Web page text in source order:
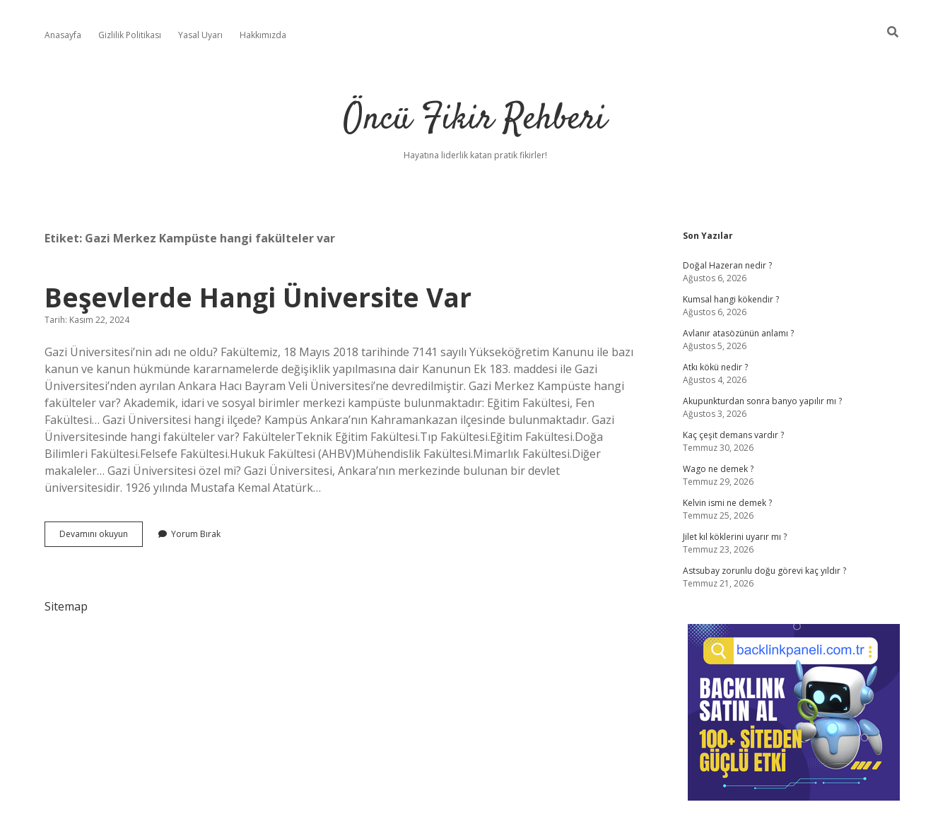
Anasayfa Gizlilik Politikası Yasal Uyarı Hakkımızda
Öncü Fikir Rehberi
Hayatına liderlik katan pratik fikirler!
Etiket: Gazi Merkez Kampüste hangi fakülteler var
Beşevlerde Hangi Üniversite Var
Tarih: Kasım 22, 2024
Gazi Üniversitesi’nin adı ne oldu? Fakültemiz, 18 Mayıs 2018 tarihinde 7141 sayılı Yükseköğretim Kanunu ile bazı
kanun ve kanun hükmünde kararnamelerde değişiklik yapılmasına dair Kanunun Ek 183. maddesi ile Gazi
Üniversitesi’nden ayrılan Ankara Hacı Bayram Veli Üniversitesi’ne devredilmiştir. Gazi Merkez Kampüste hangi
fakülteler var? Akademik, idari ve sosyal birimler merkezi kampüste bulunmaktadır: Eğitim Fakültesi, Fen
Fakültesi… Gazi Üniversitesi hangi ilçede? Kampüs Ankara’nın Kahramankazan ilçesinde bulunmaktadır. Gazi
Üniversitesinde hangi fakülteler var? FakültelerTeknik Eğitim Fakültesi.Tıp Fakültesi.Eğitim Fakültesi.Doğa
Bilimleri Fakültesi.Felsefe Fakültesi.Hukuk Fakültesi (AHBV)Mühendislik Fakültesi.Mimarlık Fakültesi.Diğer
makaleler… Gazi Üniversitesi özel mi? Gazi Üniversitesi, Ankara’nın merkezinde bulunan bir devlet
üniversitesidir. 1926 yılında Mustafa Kemal Atatürk…
Devamını okuyun Beşevlerde
Hangi
Yorum Bırak
Sitemap
Sidebar
Son Yazılar
Doğal Hazeran nedir ?
Ağustos 6, 2026
Kumsal hangi kökendir ?
Ağustos 6, 2026
Avlanır atasözünün anlamı ?
Ağustos 5, 2026
Atkı kökü nedir ?
Ağustos 4, 2026
Akupunkturdan sonra banyo yapılır mı ?
Ağustos 3, 2026
Kaç çeşit demans vardır ?
Temmuz 30, 2026
Wago ne demek ?
Temmuz 29, 2026
Kelvin ismi ne demek ?
Temmuz 25, 2026
Jilet kıl köklerini uyarır mı ?
Temmuz 23, 2026
Astsubay zorunlu doğu görevi kaç yıldır ?
Temmuz 21, 2026
ilbet giriş